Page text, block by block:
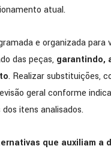
atual.
e organizada para
das peças, garantindo,
. Realizar substituições,
geral conforme
itens analisados.
que auxiliam a